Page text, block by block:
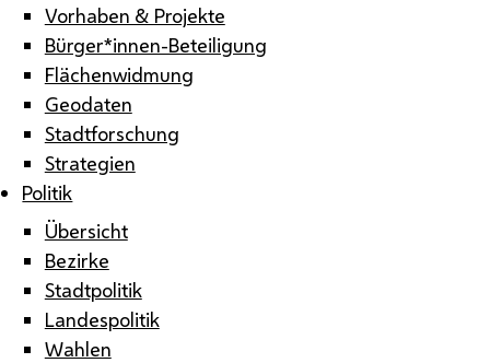
Vorhaben & Projekte
Bürger*innen-Beteiligung
Flächenwidmung
Geodaten
Stadtforschung
Strategien
Politik
Übersicht
Bezirke
Stadtpolitik
Landespolitik
Wahlen